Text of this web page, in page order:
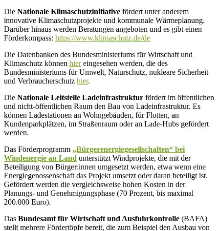
Die Nationale Klimaschutzinitiative fördert unter anderem
innovative Klimaschutzprojekte und kommunale Wärmeplanung.
Darüber hinaus werden Beratungen angeboten und es gibt einen
Förderkompass: https://www.klimaschutz.de/de
Die Datenbanken des Bundesministeriums für Wirtschaft und
Klimaschutz können hiereingesehen werden, die des
Bundesministeriums für Umwelt, Naturschutz, nukleare Sicherheit
und Verbraucherschutz hier.
Die Nationale Leitstelle Ladeinfrastruktur fördert im öffentlichen
und nicht-öffentlichen Raum den Bau von Ladeinfrastruktur. Es
können Ladestationen an Wohngebäuden, für Flotten, an
Kundenparkplätzen, im Straßenraum oder an Lade-Hubs gefördert
werden.
Das Förderprogramm „Bürgerenergiegesellschaften“ bei
Windenergie an Land unterstützt Windprojekte, die mit der
Beteiligung von Bürger:innen umgesetzt werden, etwa wenn eine
Energiegenossenschaft das Projekt umsetzt oder daran beteiligt ist.
Gefördert werden die vergleichsweise hohen Kosten in der
Planungs- und Genehmigungsphase (70 Prozent, bis maximal
200.000 Euro).
Das Bundesamt für Wirtschaft und Ausfuhrkontrolle (BAFA)
stellt mehrere Fördertöpfe bereit, die zum Beispiel den Ausbau von